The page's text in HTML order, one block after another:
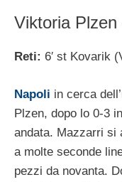
Viktoria
Reti: 6′ st Kovarik
Napoli in cerca
Plzen, dopo lo 0-3
andata. Mazzarri si
a molte seconde
pezzi da novanta.